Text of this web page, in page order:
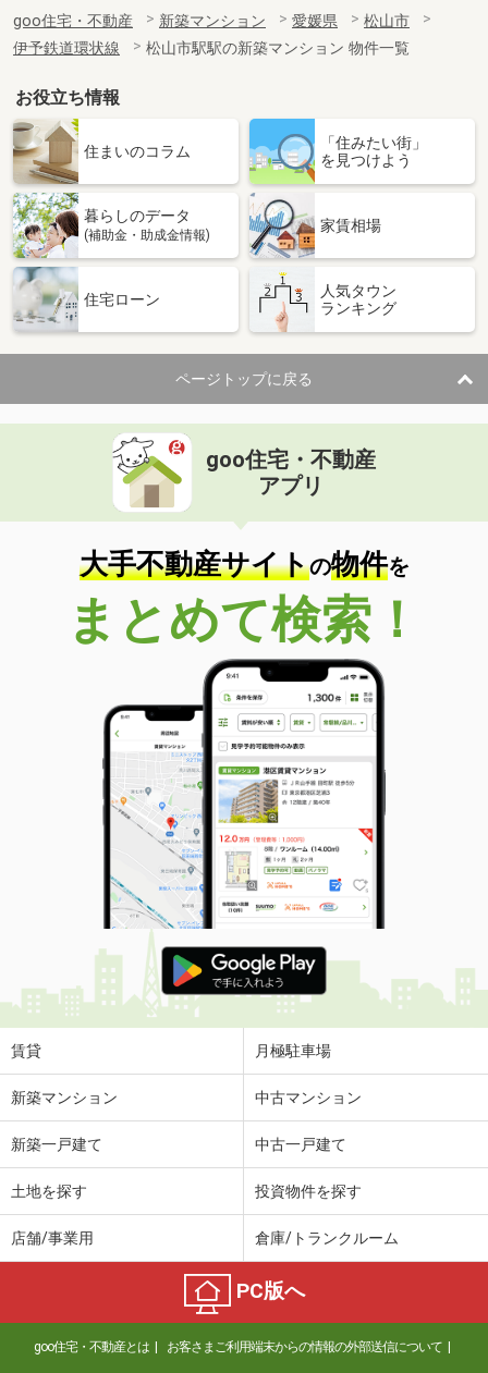
goo住宅・不動産 新築マンション 愛媛県
松山市
伊予鉄道環状線
松山市駅駅の新築マンション 物件一覧
お役立ち情報
住まいのコラム
「住みたい街」
を見つけよう
暮らしのデータ
(補助金・助成金情報)
家賃相場
住宅ローン
人気タウン
ランキング
ページトップに戻る
goo住宅・不動産
アプリ
大手不動産サイトの物件を
まとめて検索！
賃貸 月極駐車場
新築マンション 中古マンション
新築一戸建て 中古一戸建て
土地を探す 投資物件を探す
店舗/事業用 倉庫/トランクルーム
PC版へ
goo住宅・不動産とは お客さまご利用端末からの情報の外部送信について